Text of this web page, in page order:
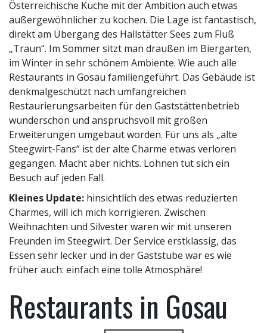
Österreichische Küche mit der Ambition auch etwas
außergewöhnlicher zu kochen. Die Lage ist fantastisch,
direkt am Übergang des Hallstätter Sees zum Fluß
„Traun“. Im Sommer sitzt man draußen im Biergarten,
im Winter in sehr schönem Ambiente. Wie auch alle
Restaurants in Gosau familiengeführt. Das Gebäude ist
denkmalgeschützt nach umfangreichen
Restaurierungsarbeiten für den Gaststättenbetrieb
wunderschön und anspruchsvoll mit großen
Erweiterungen umgebaut worden. Für uns als „alte
Steegwirt-Fans“ ist der alte Charme etwas verloren
gegangen. Macht aber nichts. Lohnen tut sich ein
Besuch auf jeden Fall.
Kleines Update: hinsichtlich des etwas reduzierten
Charmes, will ich mich korrigieren. Zwischen
Weihnachten und Silvester waren wir mit unseren
Freunden im Steegwirt. Der Service erstklassig, das
Essen sehr lecker und in der Gaststube war es wie
früher auch: einfach eine tolle Atmosphäre!
Restaurants in Gosau